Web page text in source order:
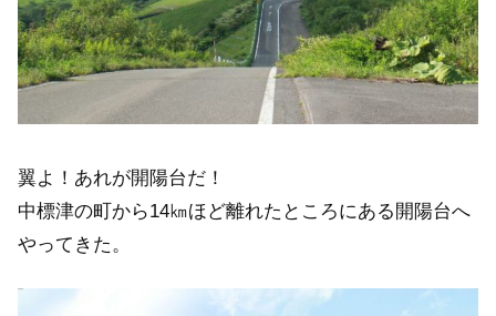
翼よ！あれが開陽台だ！
中標津の町から14㎞ほど離れたところにある開陽台へ
やってきた。